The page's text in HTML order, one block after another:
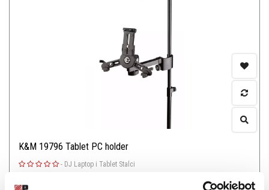
K&M 19796 Tablet PC holder
- DJ Laptop i Tablet Stalci
112,00 KM